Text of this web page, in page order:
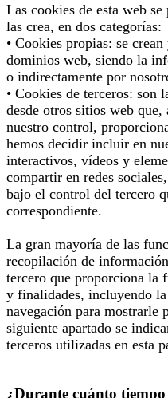
Las cookies de esta web
las crea, en dos categorías:
• Cookies propias: se
dominios web, siendo la
o indirectamente por
• Cookies de terceros: son
desde otros sitios web que,
nuestro control,
hemos decidir incluir en
interactivos, vídeos y
compartir en redes
bajo el control del tercero
correspondiente.
La gran mayoría de las
recopilación de
tercero que proporciona la
y finalidades, incluyendo
navegación para mostrarle
siguiente apartado se
terceros utilizadas en esta
¿Durante cuánto tiempo